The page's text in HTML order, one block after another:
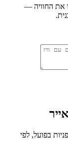
את החוויה —
אייר
בפועל, לפי